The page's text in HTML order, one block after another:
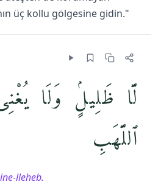
üç kollu gölgesine gidin."
لَّا ظَلِيلٍۢ وَلَا
ٱللَّهَبِ
lleheb.